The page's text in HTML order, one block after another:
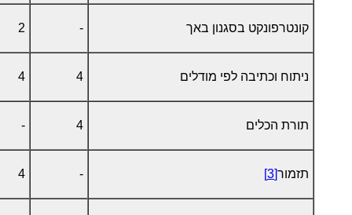
קונטרפונקט בסגנון באך -
2
ניתוח וכתיבה לפי מודלים 4
4
תורת הכלים 4
-
תזמור[3]
-
4